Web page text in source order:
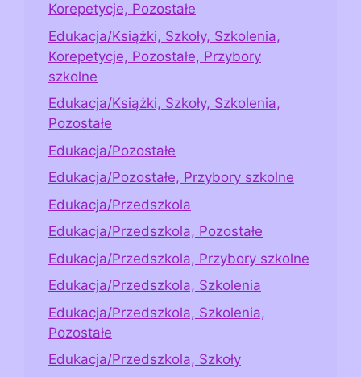
Korepetycje, Pozostałe
Edukacja/Książki, Szkoły, Szkolenia,
Korepetycje, Pozostałe, Przybory
szkolne
Edukacja/Książki, Szkoły, Szkolenia,
Pozostałe
Edukacja/Pozostałe
Edukacja/Pozostałe, Przybory szkolne
Edukacja/Przedszkola
Edukacja/Przedszkola, Pozostałe
Edukacja/Przedszkola, Przybory szkolne
Edukacja/Przedszkola, Szkolenia
Edukacja/Przedszkola, Szkolenia,
Pozostałe
Edukacja/Przedszkola, Szkoły